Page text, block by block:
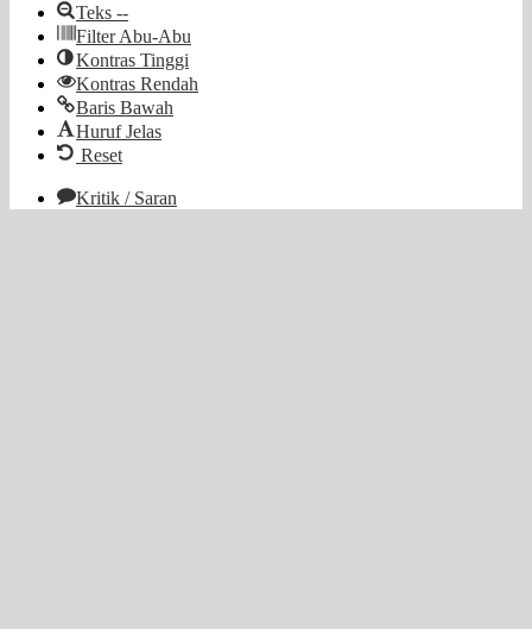
Teks --
Filter Abu-Abu
Kontras Tinggi
Kontras Rendah
Baris Bawah
Huruf Jelas
Reset
Kritik / Saran